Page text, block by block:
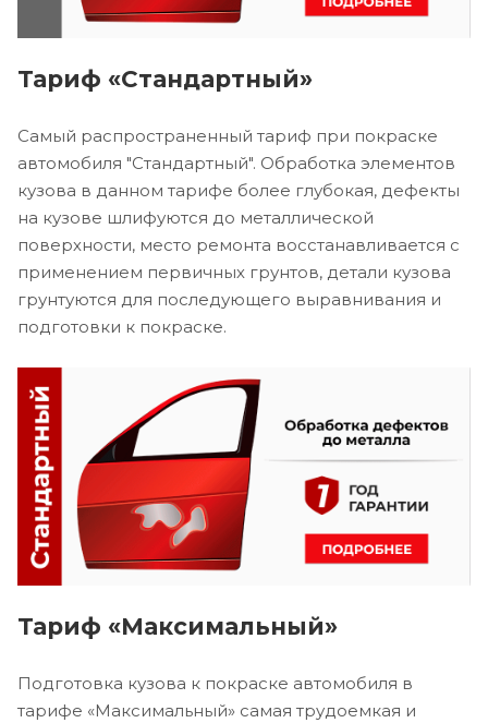
Тариф «Стандартный»
Самый распространенный тариф при покраске
автомобиля "Стандартный". Обработка элементов
кузова в данном тарифе более глубокая, дефекты
на кузове шлифуются до металлической
поверхности, место ремонта восстанавливается с
применением первичных грунтов, детали кузова
грунтуются для последующего выравнивания и
подготовки к покраске.
Тариф «Максимальный»
Подготовка кузова к покраске автомобиля в
тарифе «Максимальный» самая трудоемкая и